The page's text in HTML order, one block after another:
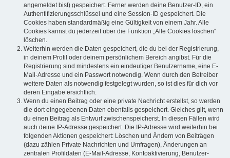
angemeldet bist) gespeichert. Ferner werden deine Benutzer-ID, ein
Authentifizierungsschlüssel und eine Session-ID gespeichert. Die
Cookies haben standardmäßig eine Gültigkeit von einem Jahr. Alle
Cookies kannst du jederzeit über die Funktion „Alle Cookies löschen“
löschen.
Weiterhin werden die Daten gespeichert, die du bei der Registrierung,
in deinem Profil oder deinem persönlichem Bereich angibst. Für die
Registrierung sind mindestens ein eindeutiger Benutzername, eine E-
Mail-Adresse und ein Passwort notwendig. Wenn durch den Betreiber
weitere Daten als notwendig festgelegt wurden, so ist dies für dich vor
deren Eingabe ersichtlich.
Wenn du einen Beitrag oder eine private Nachricht erstellst, so werden
die dort eingegebenen Daten ebenfalls gespeichert. Gleiches gilt, wenn
du einen Beitrag als Entwurf zwischenspeicherst. In diesen Fällen wird
auch deine IP-Adresse gespeichert. Die IP-Adresse wird weiterhin bei
folgenden Aktionen gespeichert: Löschen und Ändern von Beiträgen
(dazu zählen Private Nachrichten und Umfragen), Änderungen an
zentralen Profildaten (E-Mail-Adresse, Kontoaktivierung, Benutzer-